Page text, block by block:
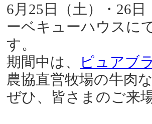
6月25日（土）・26
ーベキューハウスに
す。
期間中は、
ピュアブ
農協直営牧場の牛肉
ぜひ、皆さまのご来